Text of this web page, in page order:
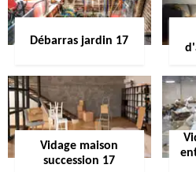
Débarras jardin 17
Vidage maison
succession 17